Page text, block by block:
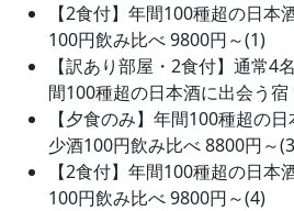
【2食付】年間100種超の日
100円飲み比べ 9800円～(1)
【訳あり部屋・2食付】通常4
間100種超の日本酒に出会う
【夕食のみ】年間100種超の
少酒100円飲み比べ 8800円～
【2食付】年間100種超の日
100円飲み比べ 9800円～(4)